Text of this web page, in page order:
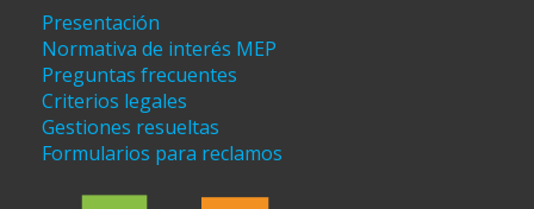
Presentación
Normativa de interés MEP
Preguntas frecuentes
Criterios legales
Gestiones resueltas
Formularios para reclamos